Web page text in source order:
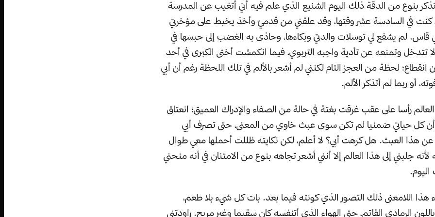
بنوع من الدقة ذلك اليوم الشنيع الذي علم فيه أني أتغيب عن المدرسة
كنت في السادسة عشر وقتها، وقد علقني من قدميّ وأخذ يخبط على مؤخرتي
قاس. لم يشفع لي توسلات والدتي وبكاءها، وحاذى به الغضب إلى حبسها في
تتدخل وتمنعه عن تأدية واجبه التربوي، فيما انكمشت أختى الكبرى في أحد
انقطاع؛ لحظة من العجز التام لكنني لم أشعر بالألم في تلك اللحظة رغم أن أبي
أو ربما لم أتذكر الألم.
رأسا على عقب غرقت بغتة في حالة من الصفاء والإدراك العميق؛ انعتاق
كل حياتي ضمنيا لم تكن سوى عبث خاوي من المعنى، حتى تصرف أبي
عن هذا العبث. هل كرهت أبي؟ لا أعلم، لكن نكايته ظللت أحملها معي طوال
لأنه جلبني إلى هذا العالم إلا أنني أشعر تجاهه بنوع من الامتنان في أنه منحني
اليوم.
هذا اللامعنى ذلك التصور الذي كونته فيما بعد. بات كل شيء بلا طعم،
الرمادي القاتم، حتى الهواء الذي أتنفسه كان سقيما وغير مريح. راودتني